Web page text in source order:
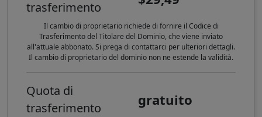
trasferimento
Il cambio di proprietario richiede di fornire il Codice di
Trasferimento del Titolare del Dominio, che viene inviato
all'attuale abbonato. Si prega di contattarci per ulteriori dettagli.
Il cambio di proprietario del dominio non ne estende la validità.
Quota di
trasferimento
gratuito